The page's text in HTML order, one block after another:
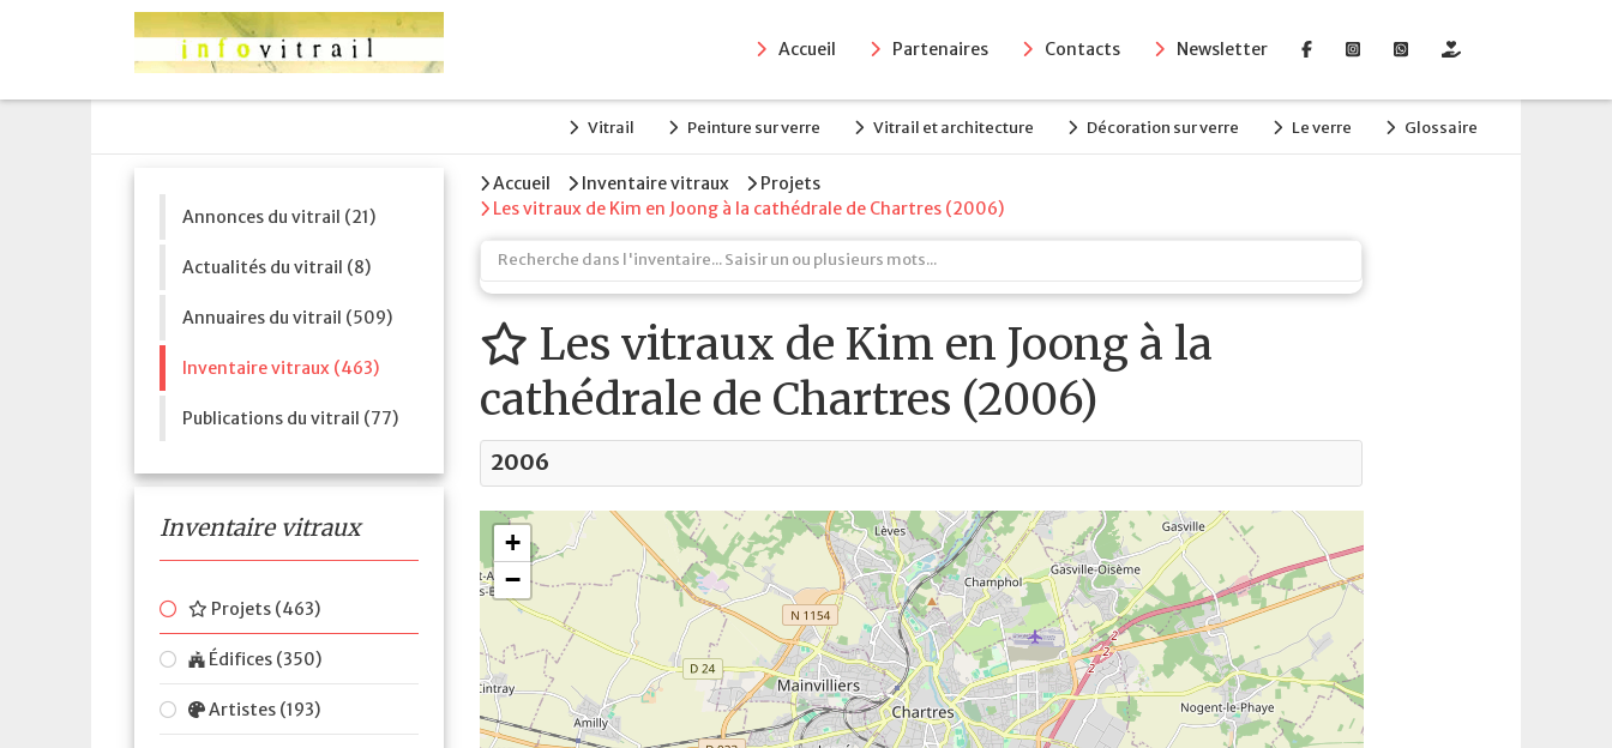
Vitrail Peinture sur verre Vitrail et architecture Décoration sur verre Le verre Glossaire
Accueil Partenaires Contacts Newsletter
Annonces du vitrail (21)
Actualités du vitrail (8)
Annuaires du vitrail (509)
Inventaire vitraux (463)
Publications du vitrail (77)
Inventaire vitraux
Projets (463)
Édifices (350)
Artistes (193)
Accueil Inventaire vitraux
Projets
Les vitraux de Kim en Joong à la cathédrale de Chartres (2006)
Les vitraux de Kim en Joong à la
cathédrale de Chartres (2006)
2006